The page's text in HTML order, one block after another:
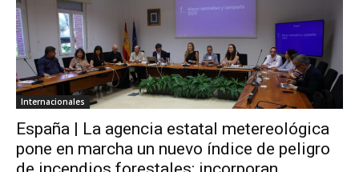
Internacionales
España | La agencia estatal metereológica
pone en marcha un nuevo índice de peligro